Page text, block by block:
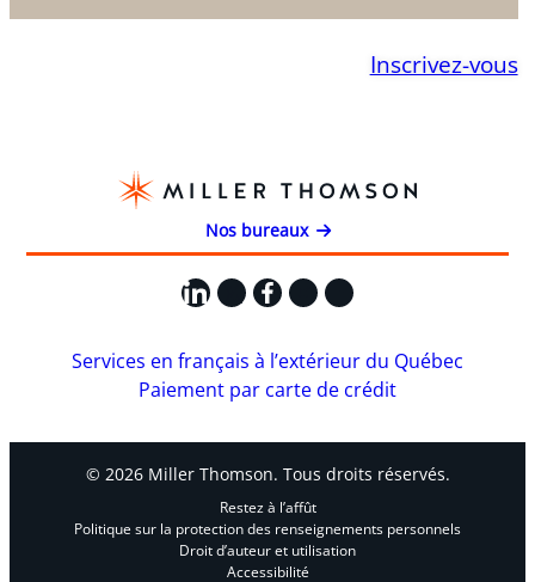
Inscrivez-vous
Nos bureaux
LinkedIn
X Facebook
Instagram
YouTube
Services en français à l’extérieur du Québec
Paiement par carte de crédit
© 2026 Miller Thomson. Tous droits réservés.
Restez à l’affût
Politique sur la protection des renseignements personnels
Droit d’auteur et utilisation
Accessibilité